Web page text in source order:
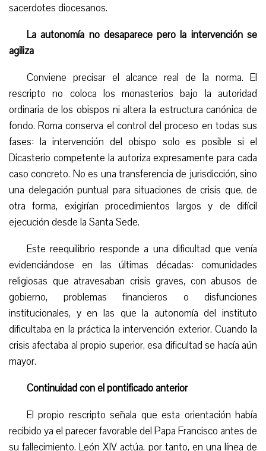
sacerdotes diocesanos.
La autonomía no desaparece pero la intervención se
agiliza
Conviene precisar el alcance real de la norma. El
rescripto no coloca los monasterios bajo la autoridad
ordinaria de los obispos ni altera la estructura canónica de
fondo. Roma conserva el control del proceso en todas sus
fases: la intervención del obispo solo es posible si el
Dicasterio competente la autoriza expresamente para cada
caso concreto. No es una transferencia de jurisdicción, sino
una delegación puntual para situaciones de crisis que, de
otra forma, exigirían procedimientos largos y de difícil
ejecución desde la Santa Sede.
Este reequilibrio responde a una dificultad que venía
evidenciándose en las últimas décadas: comunidades
religiosas que atravesaban crisis graves, con abusos de
gobierno, problemas financieros o disfunciones
institucionales, y en las que la autonomía del instituto
dificultaba en la práctica la intervención exterior. Cuando la
crisis afectaba al propio superior, esa dificultad se hacía aún
mayor.
Continuidad con el pontificado anterior
El propio rescripto señala que esta orientación había
recibido ya el parecer favorable del Papa Francisco antes de
su fallecimiento. León XIV actúa, por tanto, en una línea de